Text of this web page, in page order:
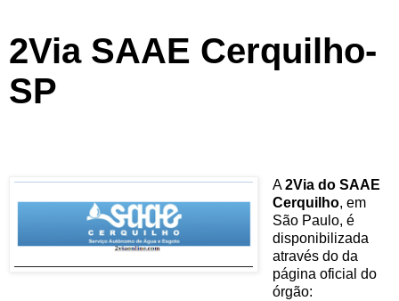
2Via SAAE Cerquilho-
SP
A2Via do SAAE
Cerquilho, em
São Paulo, é
disponibilizada
através do da
página oficial do
órgão: